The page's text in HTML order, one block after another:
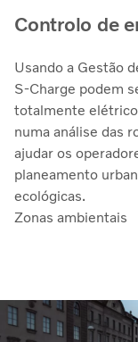
Controlo de
Usando a Gestão
S-Charge podem
totalmente
numa análise das
ajudar os
planeamento
ecológicas.
Zonas ambientais